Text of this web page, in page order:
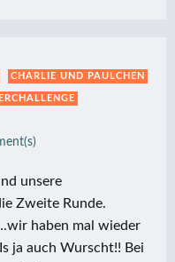
CHARLIE UND PAULCHEN
unsere
Zweite Runde.
haben mal wieder
ja auch Wurscht!! Bei